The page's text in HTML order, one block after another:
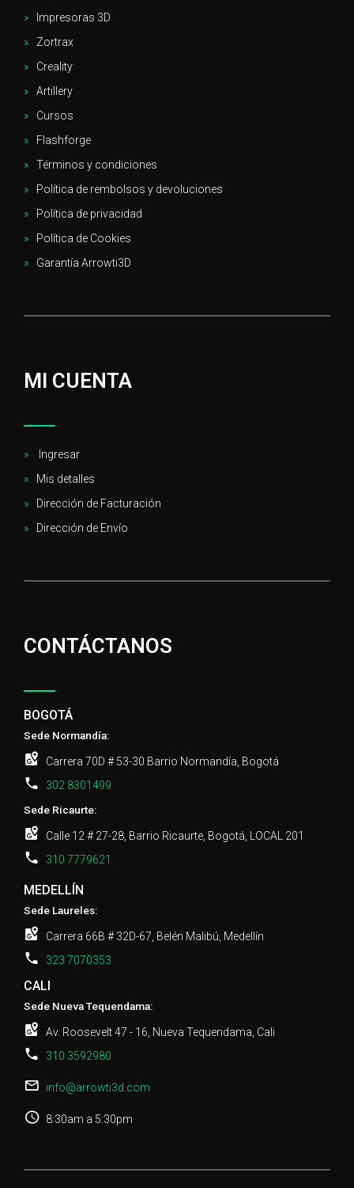
Impresoras 3D
Zortrax
Creality
Artillery
Cursos
Flashforge
Términos y condiciones
Política de rembolsos y devoluciones
Política de privacidad
Política de Cookies
Garantía Arrowti3D
MI CUENTA
Ingresar
Mis detalles
Dirección de Facturación
Dirección de Envío
CONTÁCTANOS
BOGOTÁ
Sede Normandía:
Carrera 70D # 53-30 Barrio Normandía, Bogotá
302 8301499
Sede Ricaurte:
Calle 12 # 27-28, Barrio Ricaurte, Bogotá, LOCAL 201
310 7779621
MEDELLÍN
Sede Laureles:
Carrera 66B # 32D-67, Belén Malibú, Medellín
323 7070353
CALI
Sede Nueva Tequendama:
Av. Roosevelt 47 - 16, Nueva Tequendama, Cali
310 3592980
info@arrowti3d.com
8:30am a 5:30pm